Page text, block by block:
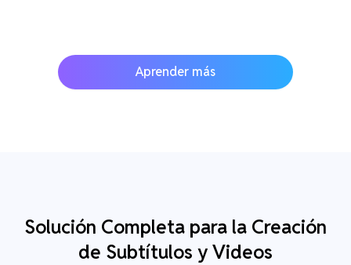
Aprender más
Solución Completa para la Creación
de Subtítulos y Videos